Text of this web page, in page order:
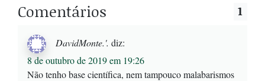
Comentários 1
DavidMonte.'. diz:
8 de outubro de 2019 em 19:26
Não tenho base científica, nem tampouco malabarismos